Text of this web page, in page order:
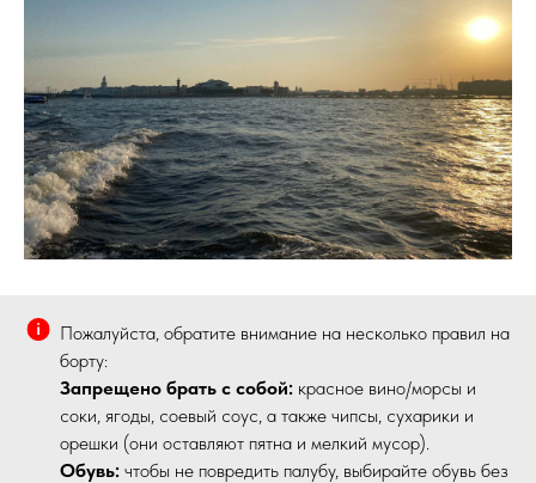
Пожалуйста, обратите внимание на несколько правил на
борту:
Запрещено брать с собой: красное вино/морсы и
соки, ягоды, соевый соус, а также чипсы, сухарики и
орешки (они оставляют пятна и мелкий мусор).
Обувь: чтобы не повредить палубу, выбирайте обувь без